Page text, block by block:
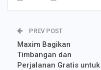
PREV POST
Maxim Bagikan
Timbangan dan
Perjalanan Gratis untuk